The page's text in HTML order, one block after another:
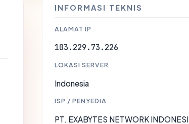
INFORMASI TEKNIS
ALAMAT IP
103.229.73.226
LOKASI SERVER
Indonesia
ISP / PENYEDIA
PT. EXABYTES NETWORK INDONESI